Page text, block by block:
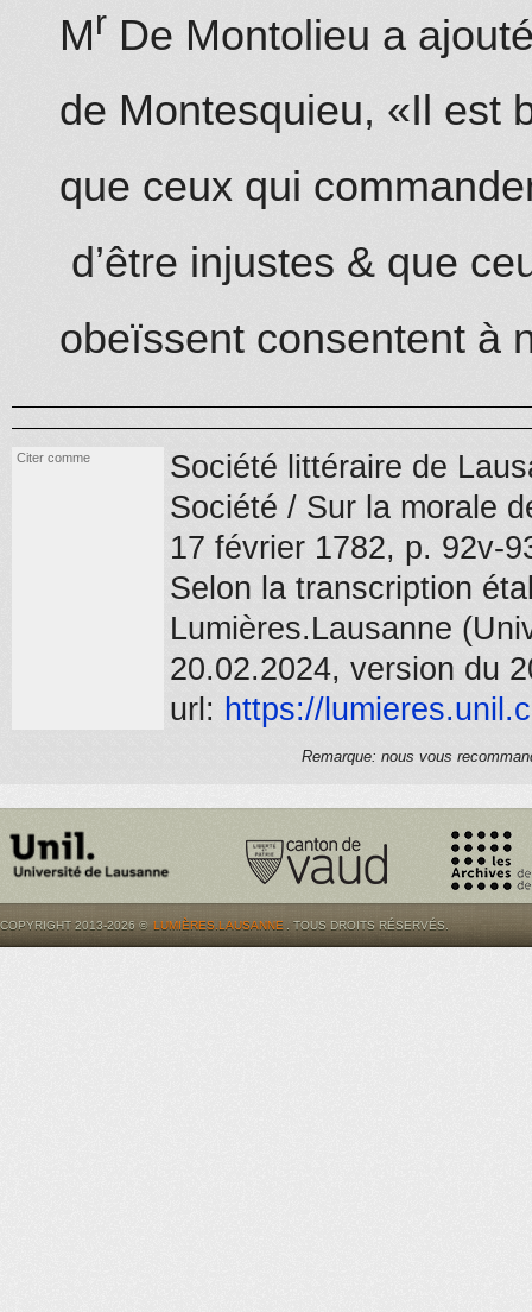
Mr De Montolieu a
de Montesquieu, «Il est
que ceux qui
d’être injustes & que
obeïssent consentent à
Citer comme
Société littéraire de
Société / Sur la morale
17 février 1782, p. 92v-
Selon la transcription
Lumières.Lausanne
20.02.2024, version du
url: https://
Remarque: nous vous
COPYRIGHT 2013-2026 © LUMIÈRES.LAUSANNE . TOUS DROITS RÉSERVÉS.